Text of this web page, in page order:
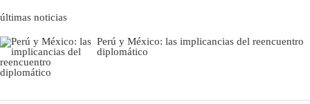
últimas noticias
Perú y México: las implicancias del reencuentro
diplomático